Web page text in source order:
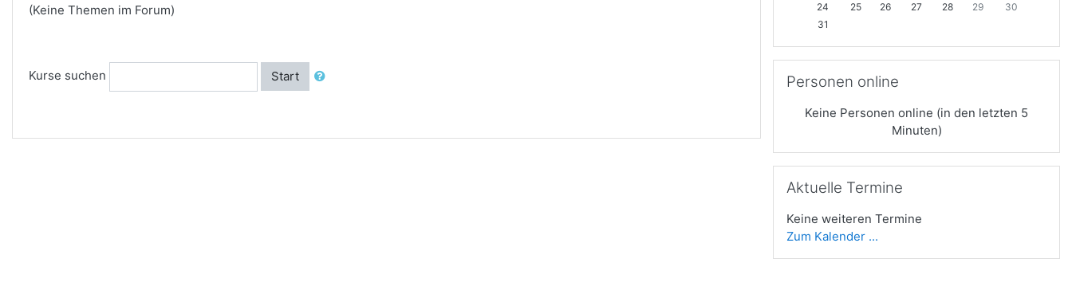
(Keine Themen im Forum)
Kurse suchen Start
24
25 26 27 28 29
30
31
Personen online
Keine Personen online (in den letzten 5
Minuten)
Aktuelle Termine
Keine weiteren Termine
Zum Kalender ...